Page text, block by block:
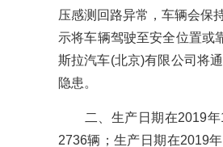
压感测回路异常，车辆会保
示将车辆驾驶至安全位置或
斯拉汽车(北京)有限公司将
隐患。
二、生产日期在2019年1
2736辆；生产日期在2019